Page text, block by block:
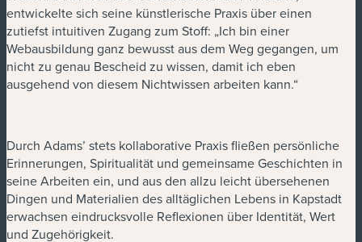
entwickelte sich seine künstlerische Praxis über einen
zutiefst intuitiven Zugang zum Stoff: „Ich bin einer
Webausbildung ganz bewusst aus dem Weg gegangen, um
nicht zu genau Bescheid zu wissen, damit ich eben
ausgehend von diesem Nichtwissen arbeiten kann.“
Durch Adams’ stets kollaborative Praxis fließen persönliche
Erinnerungen, Spiritualität und gemeinsame Geschichten in
seine Arbeiten ein, und aus den allzu leicht übersehenen
Dingen und Materialien des alltäglichen Lebens in Kapstadt
erwachsen eindrucksvolle Reflexionen über Identität, Wert
und Zugehörigkeit.